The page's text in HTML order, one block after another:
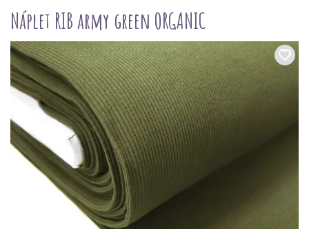
Náplet RIB army green ORGANIC